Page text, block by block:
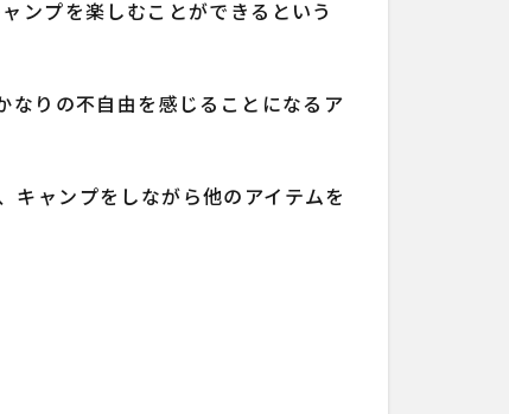
ンプを楽しむことができるという
なりの不自由を感じることになるア
キャンプをしながら他のアイテムを